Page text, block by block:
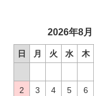
2026年8月
日 月 火 水 木
2
3 4 5 6